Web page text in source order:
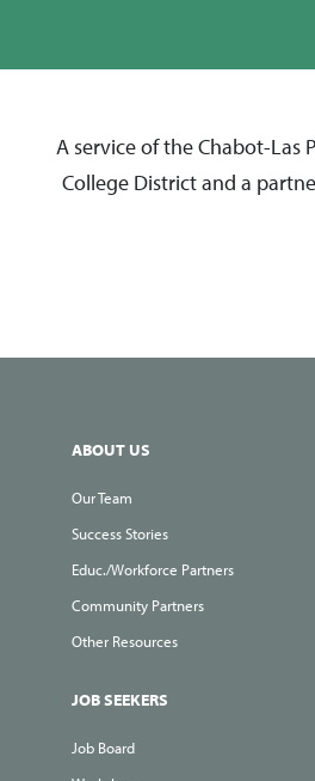
A service of the Chabot-Las
College District and a
ABOUT US
Our Team
Success Stories
Educ./Workforce Partners
Community Partners
Other Resources
JOB SEEKERS
Job Board